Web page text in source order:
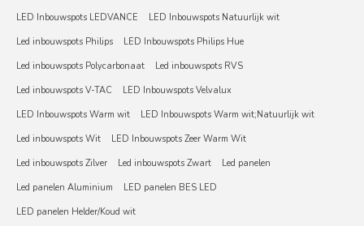
LED Inbouwspots LEDVANCE
LED Inbouwspots Natuurlijk wit
Led inbouwspots Philips
LED Inbouwspots Philips Hue
Led inbouwspots Polycarbonaat
Led inbouwspots RVS
Led inbouwspots V-TAC
LED Inbouwspots Velvalux
LED Inbouwspots Warm wit
LED Inbouwspots Warm wit;Natuurlijk wit
Led inbouwspots Wit
LED Inbouwspots Zeer Warm Wit
Led inbouwspots Zilver
Led inbouwspots Zwart
Led panelen
Led panelen Aluminium
LED panelen BES LED
LED panelen Helder/Koud wit